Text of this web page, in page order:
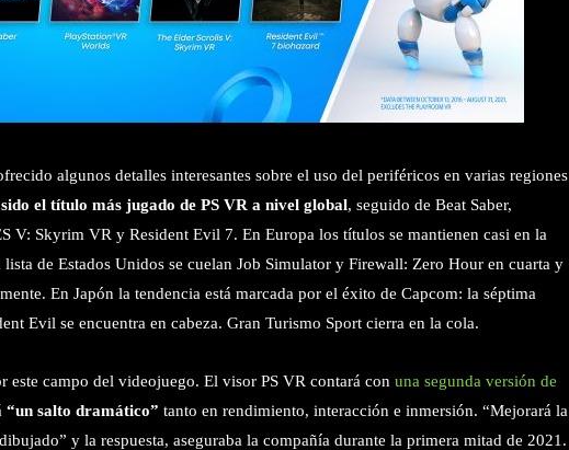
algunos detalles interesantes sobre el uso del periféricos en varias regiones
el título más jugado de PS VR a nivel global, seguido de Beat Saber,
V: Skyrim VR y Resident Evil 7. En Europa los títulos se mantienen casi en la
de Estados Unidos se cuelan Job Simulator y Firewall: Zero Hour en cuarta y
En Japón la tendencia está marcada por el éxito de Capcom: la séptima
Evil se encuentra en cabeza. Gran Turismo Sport cierra en la cola.
este campo del videojuego. El visor PS VR contará con una segunda versión de
“un salto dramático” tanto en rendimiento, interacción e inmersión. “Mejorará la
y la respuesta, aseguraba la compañía durante la primera mitad de 2021.